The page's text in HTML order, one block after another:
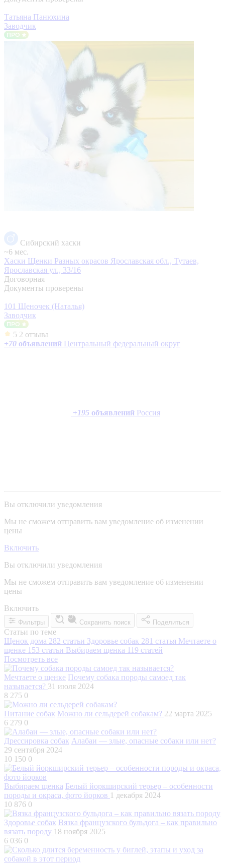
Татьяна Панюхина
Заводчик
Сибирский хаски
~6 мес.
Хаски Щенки Разных окрасов Ярославская обл., Тутаев,
Ярославская ул., 33/16
Договорная
Документы проверены
101 Щеночек (Наталья)
Заводчик
5 2 отзыва
+70 объявлений Центральный федеральный округ
+195 объявлений Россия
Вы отключили уведомления
Мы не сможем отправить вам уведомление об изменении
цены
Включить
Вы отключили уведомления
Мы не сможем отправить вам уведомление об изменении
цены
Включить
Фильтры Сохранить поиск Поделиться
Статьи по теме
Щенок дома 282 статьи Здоровье собак 281 статья Мечтаете о
щенке 153 статьи Выбираем щенка 119 статей
Посмотреть все
Мечтаете о щенке Почему собака породы самоед так
называется? 31 июля 2024
8 275 0
Питание собак Можно ли сельдерей собакам? 22 марта 2025
6 279 0
Дрессировка собак Алабаи — злые, опасные собаки или нет?
29 сентября 2024
10 150 0
Выбираем щенка Белый йоркширский терьер – особенности
породы и окраса, фото йорков 1 декабря 2024
10 876 0
Здоровье собак Вязка французского бульдога – как правильно
вязать породу 18 ноября 2025
6 036 0